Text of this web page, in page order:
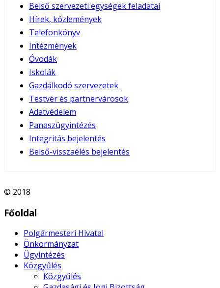
Belső szervezeti egységek feladatai
Hírek, közlemények
Telefonkönyv
Intézmények
Óvodák
Iskolák
Gazdálkodó szervezetek
Testvér és partnervárosok
Adatvédelem
Panaszügyintézés
Integritás bejelentés
Belső-visszaélés bejelentés
© 2018
Főoldal
Polgármesteri Hivatal
Önkormányzat
Ügyintézés
Közgyűlés
Közgyűlés